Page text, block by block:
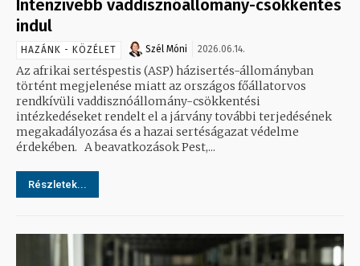
Intenzívebb vaddisznóállomány-csökkentés
indul
HAZÁNK - KÖZÉLET Szél Móni 2026.06.14.
Az afrikai sertéspestis (ASP) házisertés-állományban
történt megjelenése miatt az országos főállatorvos
rendkívüli vaddisznóállomány-csökkentési
intézkedéseket rendelt el a járvány további terjedésének
megakadályozása és a hazai sertéságazat védelme
érdekében. A beavatkozások Pest,...
Részletek...